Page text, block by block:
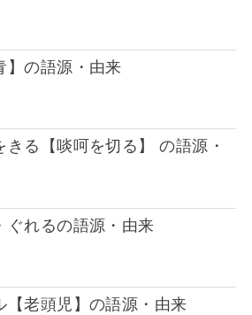
】の語源・由来
きる【啖呵を切る】 の語源・
ぐれるの語源・由来
【老頭児】の語源・由来